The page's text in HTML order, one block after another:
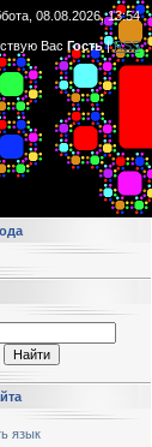
08.08.2026, 13:54
Вас Гость|RSS
язык